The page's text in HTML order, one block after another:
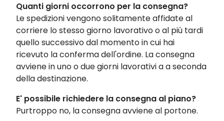
Quanti giorni occorrono per la consegna?
Le spedizioni vengono solitamente affidate al
corriere lo stesso giorno lavorativo o al più tardi
quello successivo dal momento in cui hai
ricevuto la conferma dell'ordine. La consegna
avviene in uno o due giorni lavorativi a a seconda
della destinazione.
E' possibile richiedere la consegna al piano?
Purtroppo no, la consegna avviene al portone.